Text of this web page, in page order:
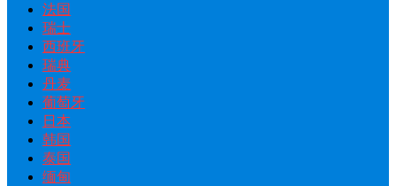
法国
瑞士
西班牙
瑞典
丹麦
葡萄牙
日本
韩国
泰国
缅甸